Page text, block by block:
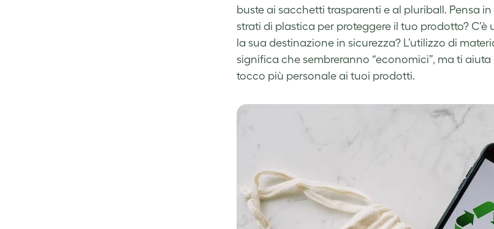
buste ai sacchetti trasparenti e al pluriball. Pensa
strati di plastica per proteggere il tuo prodotto?
la sua destinazione in sicurezza? L’utilizzo di
significa che sembreranno “economici”, ma ti
tocco più personale ai tuoi prodotti.